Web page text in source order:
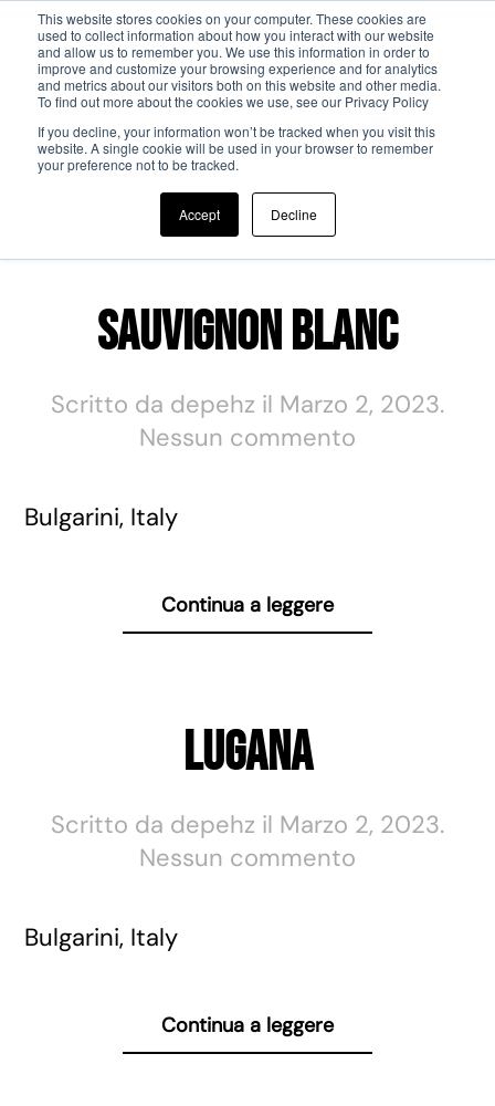
This website stores cookies on your computer. These cookies are
used to collect information about how you interact with our website
and allow us to remember you. We use this information in order to
improve and customize your browsing experience and for analytics
and metrics about our visitors both on this website and other media.
To find out more about the cookies we use, see our Privacy Policy
If you decline, your information won’t be tracked when you visit this
website. A single cookie will be used in your browser to remember
your preference not to be tracked.
Accept Decline
Passa al contenuto principale
Dish Category:White Wine
Sauvignon Blanc
Scritto da depehz il Marzo 2, 2023.
Nessun commento
Bulgarini, Italy
Continua a leggere
Lugana
Scritto da depehz il Marzo 2, 2023.
Nessun commento
Bulgarini, Italy
Continua a leggere